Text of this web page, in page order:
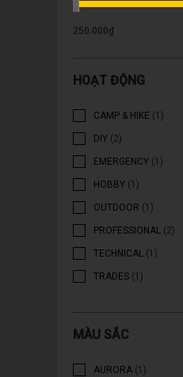
250.000₫
HOẠT ĐỘNG
CAMP & HIKE (1)
DIY (2)
EMERGENCY (1)
HOBBY (1)
OUTDOOR (1)
PROFESSIONAL (2)
TECHNICAL (1)
TRADES (1)
MÀU SẮC
AURORA (1)